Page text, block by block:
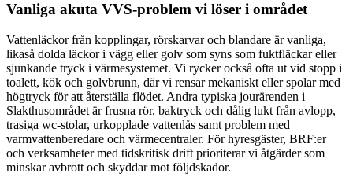
Vanliga akuta VVS-problem vi löser i området
Vattenläckor från kopplingar, rörskarvar och blandare är vanliga,
likaså dolda läckor i vägg eller golv som syns som fuktfläckar eller
sjunkande tryck i värmesystemet. Vi rycker också ofta ut vid stopp i
toalett, kök och golvbrunn, där vi rensar mekaniskt eller spolar med
högtryck för att återställa flödet. Andra typiska jourärenden i
Slakthusområdet är frusna rör, baktryck och dålig lukt från avlopp,
trasiga wc-stolar, urkopplade vattenlås samt problem med
varmvattenberedare och värmecentraler. För hyresgäster, BRF:er
och verksamheter med tidskritisk drift prioriterar vi åtgärder som
minskar avbrott och skyddar mot följdskador.